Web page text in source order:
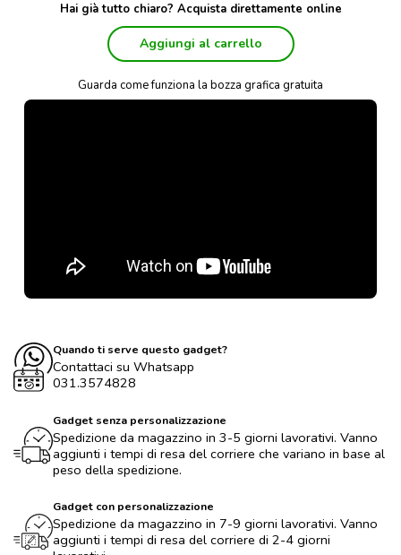
Hai già tutto chiaro? Acquista direttamente online
Aggiungi al carrello
Guarda come funziona la bozza grafica gratuita
Quando ti serve questo gadget?
Contattaci su Whatsapp
031.3574828
Gadget senza personalizzazione
Spedizione da magazzino in 3-5 giorni lavorativi. Vanno
aggiunti i tempi di resa del corriere che variano in base al
peso della spedizione.
Gadget con personalizzazione
Spedizione da magazzino in 7-9 giorni lavorativi. Vanno
aggiunti i tempi di resa del corriere di 2-4 giorni